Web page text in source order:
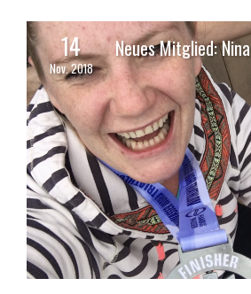
14
Nov. 2018
Neues Mitglied: